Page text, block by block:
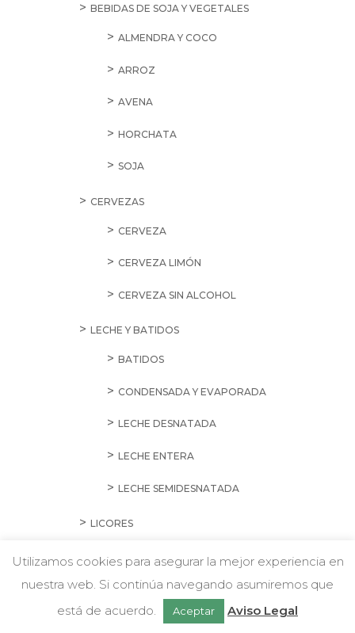
BEBIDAS DE SOJA Y VEGETALES
ALMENDRA Y COCO
ARROZ
AVENA
HORCHATA
SOJA
CERVEZAS
CERVEZA
CERVEZA LIMÓN
CERVEZA SIN ALCOHOL
LECHE Y BATIDOS
BATIDOS
CONDENSADA Y EVAPORADA
LECHE DESNATADA
LECHE ENTERA
LECHE SEMIDESNATADA
LICORES
BRANDY Y COGNAC
CREMAS Y LICORES
Chatea con nosotros
Utilizamos cookies para asegurar la mejor experiencia en
nuestra web. Si continúa navegando asumiremos que
está de acuerdo.
Aceptar Aviso Legal